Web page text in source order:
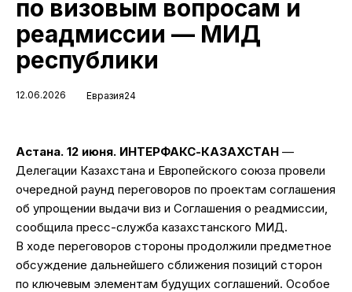
по визовым вопросам и
реадмиссии — МИД
республики
12.06.2026 Евразия24
Астана. 12 июня. ИНТЕРФАКС-КАЗАХСТАН —
Делегации Казахстана и Европейского союза провели
очередной раунд переговоров по проектам соглашения
об упрощении выдачи виз и Соглашения о реадмиссии,
сообщила пресс-служба казахстанского МИД.
В ходе переговоров стороны продолжили предметное
обсуждение дальнейшего сближения позиций сторон
по ключевым элементам будущих соглашений. Особое